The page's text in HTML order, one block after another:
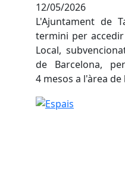
12/05/2026
L'Ajuntament de
termini per
Local,
de Barcelona,
4 mesos a l'àrea
Oberta la